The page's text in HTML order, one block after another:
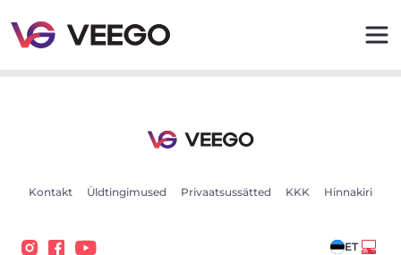
Kontakt Üldtingimused Privaatsussätted KKK Hinnakiri
ET